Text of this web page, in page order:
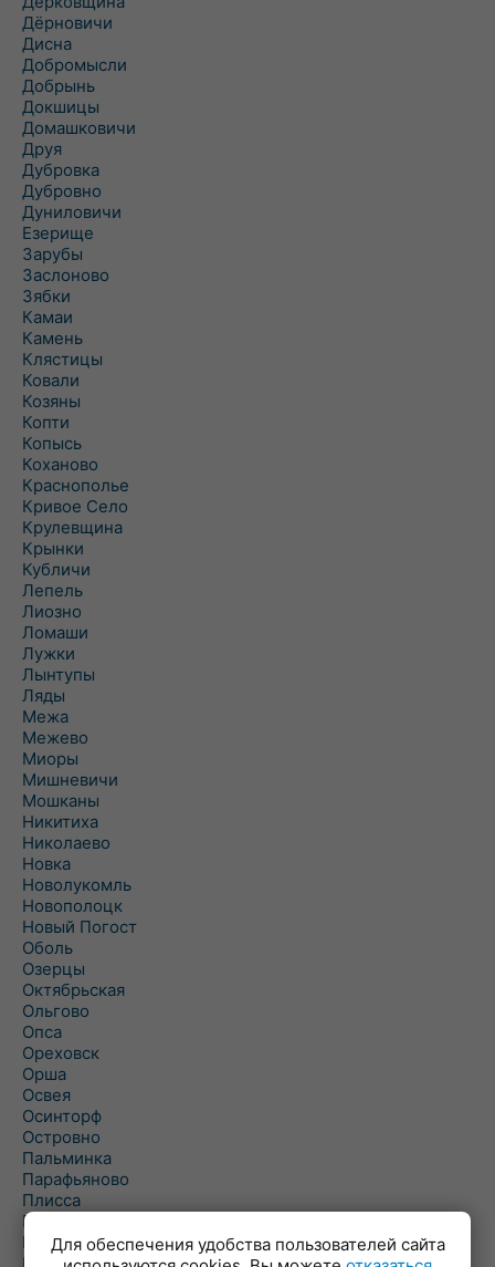
Дёрновичи
Дисна
Добромысли
Добрынь
Докшицы
Домашковичи
Друя
Дубровка
Дубровно
Дуниловичи
Езерище
Зарубы
Заслоново
Зябки
Камаи
Камень
Клястицы
Ковали
Козяны
Копти
Копысь
Коханово
Краснополье
Кривое Село
Крулевщина
Крынки
Кубличи
Лепель
Лиозно
Ломаши
Лужки
Лынтупы
Ляды
Межа
Межево
Миоры
Мишневичи
Мошканы
Никитиха
Николаево
Новка
Новолукомль
Новополоцк
Новый Погост
Оболь
Озерцы
Октябрьская
Ольгово
Опса
Ореховск
Орша
Освея
Осинторф
Островно
Пальминка
Парафьяново
Плисса
Повятье
ПогощаДля обеспечения удобства пользователей сайта